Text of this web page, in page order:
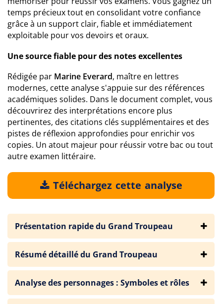
temps précieux tout en consolidant votre confiance
grâce à un support clair, fiable et immédiatement
exploitable pour vos devoirs et oraux.
Une source fiable pour des notes excellentes
Rédigée par Marine Everard, maître en lettres
modernes, cette analyse s'appuie sur des références
académiques solides. Dans le document complet, vous
découvrirez des interprétations encore plus
pertinentes, des citations clés supplémentaires et des
pistes de réflexion approfondies pour enrichir vos
copies. Un atout majeur pour réussir votre bac ou tout
autre examen littéraire.
Téléchargez cette analyse
Présentation rapide du Grand Troupeau
Résumé détaillé du Grand Troupeau
Analyse des personnages : Symboles et rôles